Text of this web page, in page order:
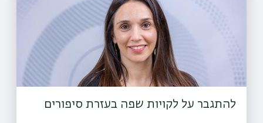
להתגבר על לקויות שפה בעזרת סיפורים